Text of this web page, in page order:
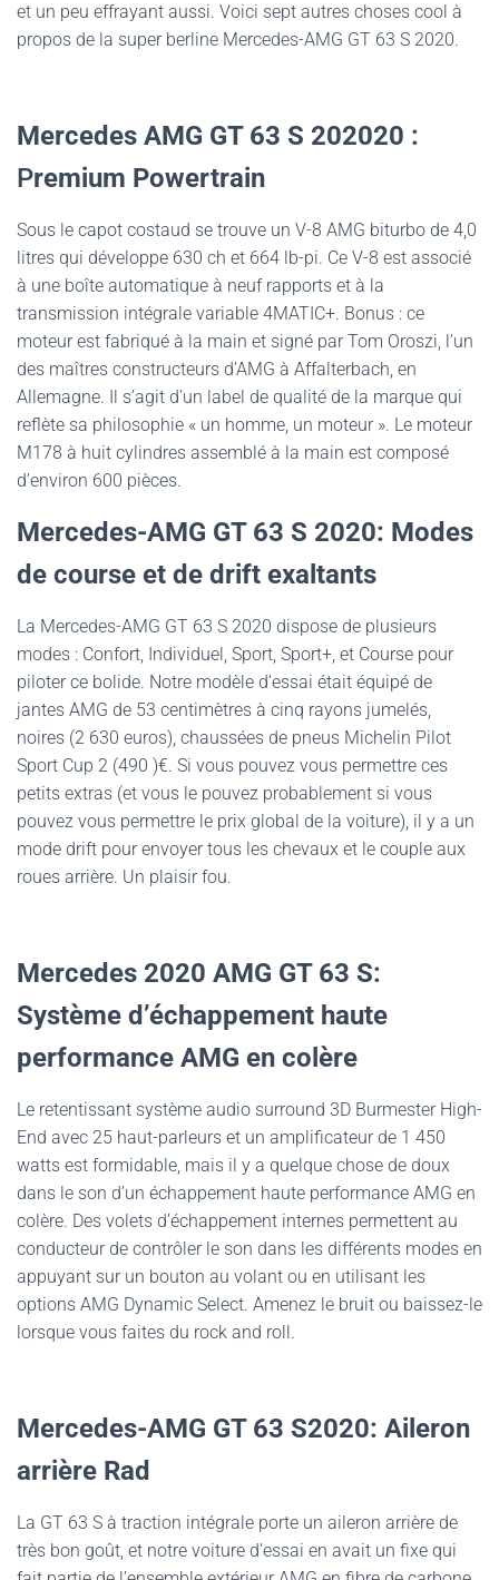
et un peu effrayant aussi. Voici sept autres choses cool à
propos de la super berline Mercedes-AMG GT 63 S 2020.
Mercedes AMG GT 63 S 202020 :
Premium Powertrain
Sous le capot costaud se trouve un V-8 AMG biturbo de 4,0
litres qui développe 630 ch et 664 lb-pi. Ce V-8 est associé
à une boîte automatique à neuf rapports et à la
transmission intégrale variable 4MATIC+. Bonus : ce
moteur est fabriqué à la main et signé par Tom Oroszi, l’un
des maîtres constructeurs d’AMG à Affalterbach, en
Allemagne. Il s’agit d’un label de qualité de la marque qui
reflète sa philosophie « un homme, un moteur ». Le moteur
M178 à huit cylindres assemblé à la main est composé
d’environ 600 pièces.
Mercedes-AMG GT 63 S 2020: Modes
de course et de drift exaltants
La Mercedes-AMG GT 63 S 2020 dispose de plusieurs
modes : Confort, Individuel, Sport, Sport+, et Course pour
piloter ce bolide. Notre modèle d’essai était équipé de
jantes AMG de 53 centimètres à cinq rayons jumelés,
noires (2 630 euros), chaussées de pneus Michelin Pilot
Sport Cup 2 (490 )€. Si vous pouvez vous permettre ces
petits extras (et vous le pouvez probablement si vous
pouvez vous permettre le prix global de la voiture), il y a un
mode drift pour envoyer tous les chevaux et le couple aux
roues arrière. Un plaisir fou.
Mercedes 2020 AMG GT 63 S:
Système d’échappement haute
performance AMG en colère
Le retentissant système audio surround 3D Burmester High-
End avec 25 haut-parleurs et un amplificateur de 1 450
watts est formidable, mais il y a quelque chose de doux
dans le son d’un échappement haute performance AMG en
colère. Des volets d’échappement internes permettent au
conducteur de contrôler le son dans les différents modes en
appuyant sur un bouton au volant ou en utilisant les
options AMG Dynamic Select. Amenez le bruit ou baissez-le
lorsque vous faites du rock and roll.
Mercedes-AMG GT 63 S2020: Aileron
arrière Rad
La GT 63 S à traction intégrale porte un aileron arrière de
très bon goût, et notre voiture d’essai en avait un fixe qui